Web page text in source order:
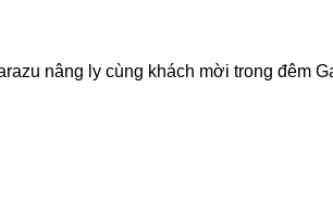
nâng ly cùng khách mời trong đêm